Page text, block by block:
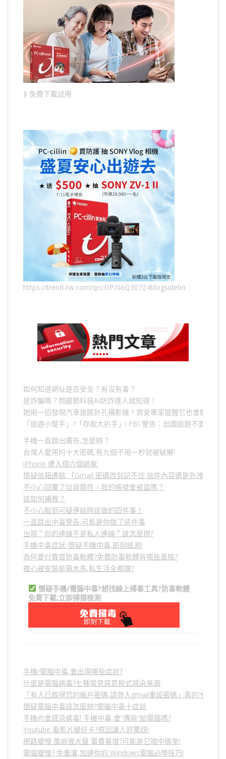
⟫ 免費下載試用
https://trend-tw.com/qccDP/06Q30724blogsidebn
如何知道網址是否安全？有沒有毒？
是詐騙嗎？問趨勢科技AI防詐達人就知道！
她用一招發現汽車旅館針孔攝影機！資安專家提醒它也會駭人成
「旅遊小幫手」 ? 「存款大扒手」 ! FBI 警告：出國旅遊不要做的
手機一直跳出廣告,怎麼辦？
台灣人愛用的十大密碼,有九個不用一秒就被破解!
iPhone 遭入侵六個跡象
懷疑信箱遭駭,「Gmail 密碼改到記不住,信件內容還是外洩？」,
不小心回覆了垃圾郵件，我的帳號會被盜嗎？
該如何補救？
不小心點到可疑連結時該做的四件事！
一直跳出中毒警告,可能是你做了這件事
出現＂你的連線不是私人連線＂該怎麼辦?
手機中毒症狀-懷疑手機中毒,即刻檢測!
為何要付費買防毒軟體?免費防毒軟體有哪些風險?
擔心被安裝偷窺木馬,私生活全都露?
懷疑手機/電腦中毒?想找線上掃毒工具?防毒軟體
免費下載,立即掃描檢測
手機/電腦中毒,會出現哪些症狀?
什麼是電腦病毒?七種常見惡意程式感染來源
「有人已取得您的帳戶密碼,請登入gmail重設密碼」真的?假的?5
懷疑電腦中毒該怎麼辦?電腦中毒十症狀
手機也會感染病毒! 手機中毒,會”傳染”給電腦嗎?
Youtube 看影片變好卡?原因讓人好驚訝!
網路變慢 風扇很大聲 電費暴增?可能是它暗中搞鬼!
電腦變慢? 免重灌,加速你的 Windows電腦必學技巧!